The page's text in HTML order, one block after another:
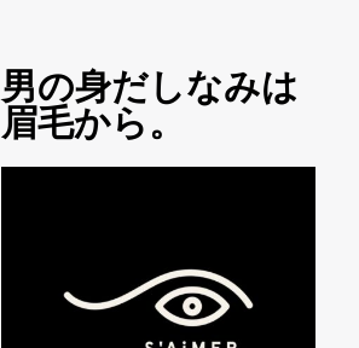
男の身だしなみは
眉毛から。